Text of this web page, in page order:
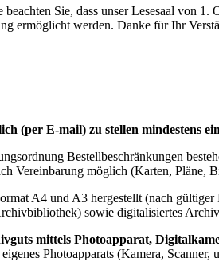
beachten Sie, dass unser Lesesaal von
ermöglicht werden. Danke für Ihr
(per E-mail) zu stellen mindestens
Bestellbeschränkungen
Vereinbarung möglich (Karten, Pläne,
A4 und A3 hergestellt (nach
sowie digitalisiertes
mittels Photoapparat,
Photoapparats (Kamera,